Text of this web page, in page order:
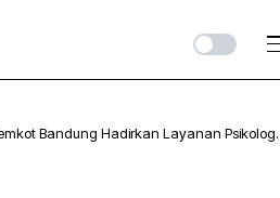
Bandung Hadirkan Layanan Psikologi